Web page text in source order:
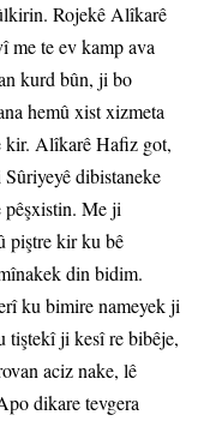
Rojekê Alîkarê
me te ev kamp ava
kurd bûn, ji bo
hemû xist xizmeta
kir. Alîkarê Hafiz got,
dibistaneke
pêşxistin. Me ji
piştre kir ku bê
din bidim.
ku bimire nameyek ji
tiştekî ji kesî re bibêje,
aciz nake, lê
dikare tevgera